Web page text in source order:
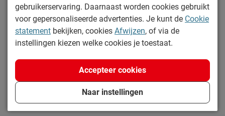
Advies bedbodem
Geschikt voor de
volgende bedbodems
lattenbodem
Geschikt voor verstelbare
bedbodem
Goed om te weten
Garantie
2 jaar garantie volgens CBW
voorwaarden
Yes, dit wordt hem!
Vipack babymatras visco gel
Maat: 60 x 120 cm
114.99
In winkelwagen
gebruikerservaring. Daarnaast worden cookies gebruikt
voor gepersonaliseerde advertenties. Je kunt de Cookie
statement bekijken, cookies Afwijzen, of via de
instellingen kiezen welke cookies je toestaat.
Naar instellingen
Accepteer cookies